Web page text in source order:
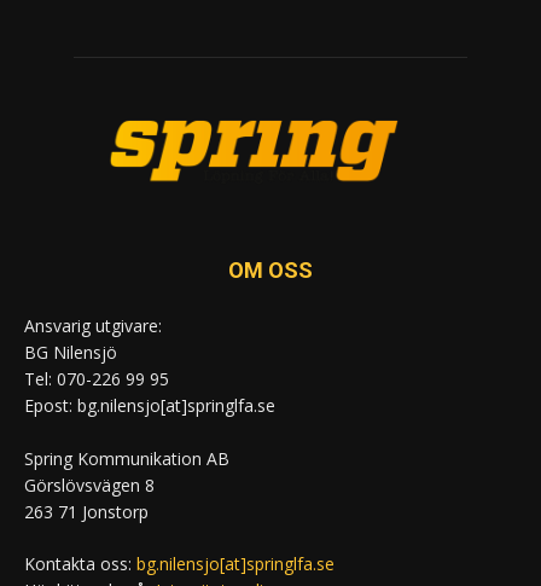
OM OSS
Ansvarig utgivare:
BG Nilensjö
Tel: 070-226 99 95
Epost: bg.nilensjo[at]springlfa.se
Spring Kommunikation AB
Görslövsvägen 8
263 71 Jonstorp
Kontakta oss: bg.nilensjo[at]springlfa.se